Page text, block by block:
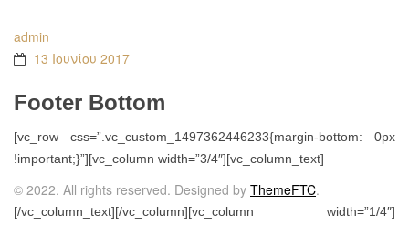
admin
13 Ιουνίου 2017
Footer Bottom
[vc_row css=”.vc_custom_1497362446233{margin-bottom: 0px
!important;}”][vc_column width=”3/4″][vc_column_text]
© 2022. All rights reserved. Designed by ThemeFTC.
[/vc_column_text][/vc_column][vc_column width=”1/4″]